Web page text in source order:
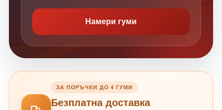
Намери гуми
ЗА ПОРЪЧКИ ДО 4 ГУМИ
Безплатна доставка